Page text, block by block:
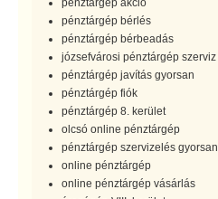
pénztárgép bérlés
pénztárgép bérbeadás
józsefvárosi pénztárgép szerviz
pénztárgép javítás gyorsan
pénztárgép fiók
pénztárgép 8. kerület
olcsó online pénztárgép
pénztárgép szervizelés gyorsan
online pénztárgép
online pénztárgép vásárlás